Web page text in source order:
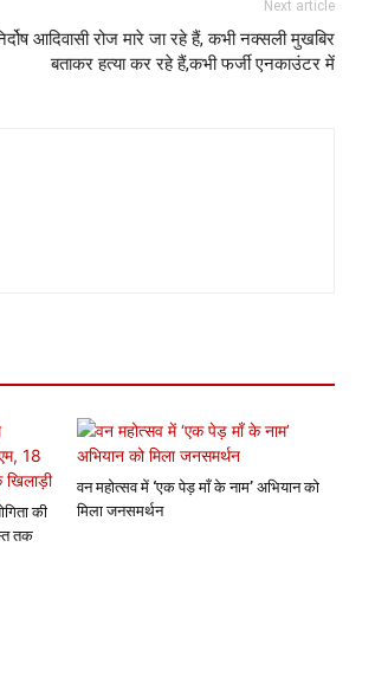
Next article
आदिवासी रोज मारे जा रहे हैं, कभी नक्सली मुखबिर
बताकर हत्या कर रहे हैं,कभी फर्जी एनकाउंटर में
की
तक
वन महोत्सव में ‘एक पेड़ माँ के नाम’ अभियान को
मिला जनसमर्थन